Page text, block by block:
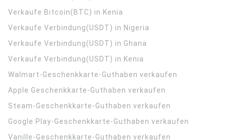
Verkaufe Bitcoin(BTC) in Kenia
Verkaufe Verbindung(USDT) in Nigeria
Verkaufe Verbindung(USDT) in Ghana
Verkaufe Verbindung(USDT) in Kenia
Walmart-Geschenkkarte-Guthaben verkaufen
Apple Geschenkkarte-Guthaben verkaufen
Steam-Geschenkkarte-Guthaben verkaufen
Google Play-Geschenkkarte-Guthaben verkaufen
Vanille-Geschenkkarte-Guthaben verkaufen